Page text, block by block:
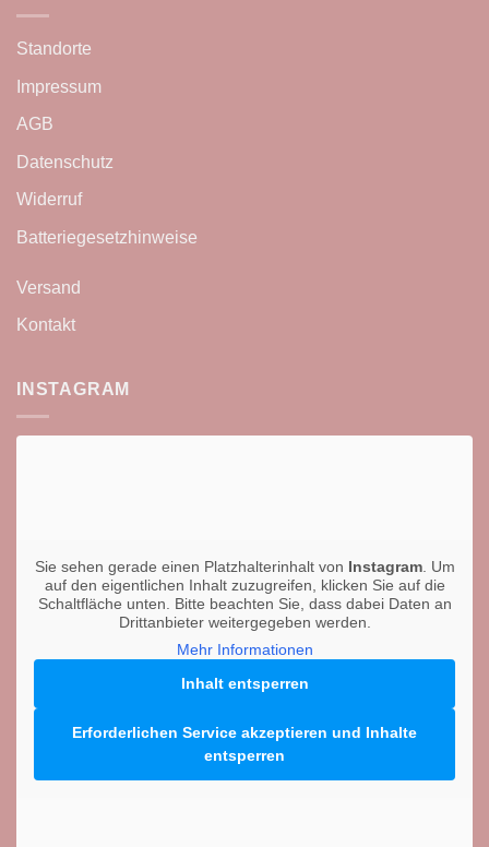
Standorte
Impressum
AGB
Datenschutz
Widerruf
Batteriegesetzhinweise
Versand
Kontakt
INSTAGRAM
Sie sehen gerade einen Platzhalterinhalt von Instagram. Um
auf den eigentlichen Inhalt zuzugreifen, klicken Sie auf die
Schaltfläche unten. Bitte beachten Sie, dass dabei Daten an
Drittanbieter weitergegeben werden.
Mehr Informationen
Inhalt entsperren
Erforderlichen Service akzeptieren und Inhalte
entsperren